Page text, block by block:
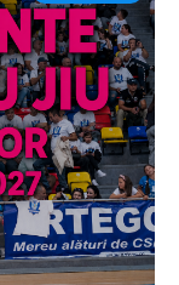
pentru